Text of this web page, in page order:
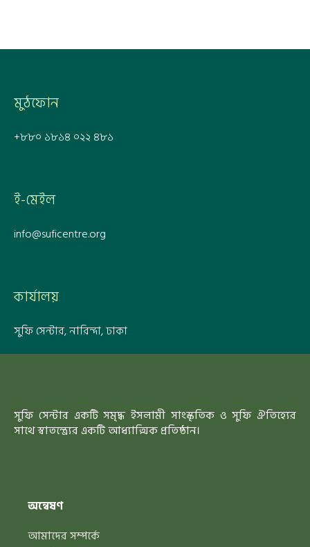
মুঠফোন
+৮৮০ ১৮১৪ ০২২ ৪৮১
ই-মেইল
info@suficentre.org
কার্যালয়
সুফি সেন্টার, নারিন্দা, ঢাকা
সুফি সেন্টার একটি সমৃদ্ধ ইসলামী সাংস্কৃতিক ও সুফি ঐতিহ্যের
সাথে স্বাতন্ত্র্যের একটি আধ্যাত্মিক প্রতিষ্ঠান।
অন্বেষণ
আমাদের সম্পর্কে